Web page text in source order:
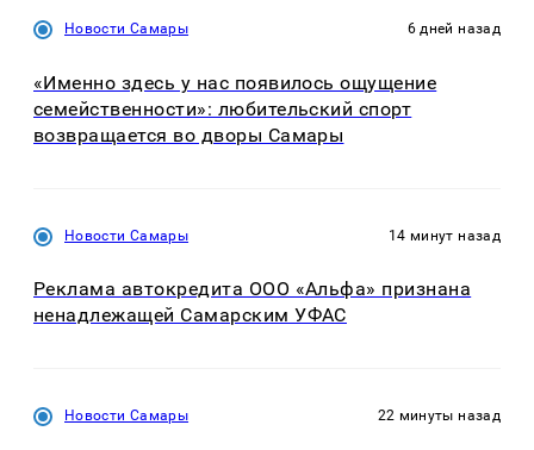
Новости Самары 6 дней назад
«Именно здесь у нас появилось ощущение
семейственности»: любительский спорт
возвращается во дворы Самары
Новости Самары 14 минут назад
Реклама автокредита ООО «Альфа» признана
ненадлежащей Самарским УФАС
Новости Самары 22 минуты назад